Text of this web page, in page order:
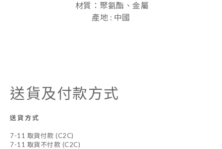
材質：聚氨酯、金屬
產地 : 中國
送貨及付款方式
送貨方式
7-11 取貨付款 (C2C)
7-11 取貨不付款 (C2C)